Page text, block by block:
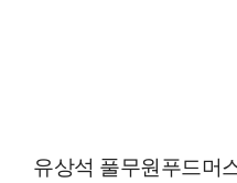
유상석 풀무원푸드머